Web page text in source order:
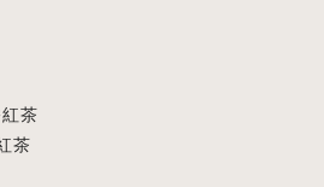
茶
茶